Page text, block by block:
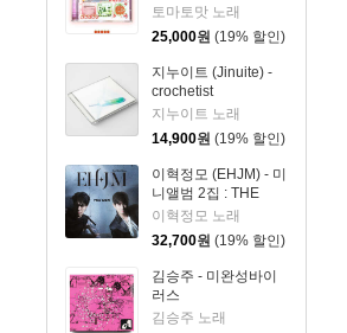
토마토맛 노래
25,000원 (19% 할인)
지누이트 (Jinuite) -
crochetist
지누이트 노래
14,900원 (19% 할인)
이혁정모 (EHJM) - 미
니앨범 2집 : THE
MEN
이혁정모 노래
32,700원 (19% 할인)
김승주 - 미완성바이
러스
김승주 노래